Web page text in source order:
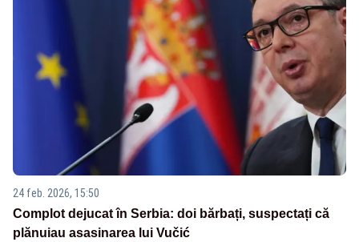
24 feb. 2026, 15:50
Complot dejucat în Serbia: doi bărbați, suspectați că
plănuiau asasinarea lui Vučić